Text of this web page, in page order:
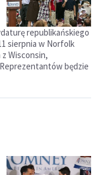
republikańskiego
sierpnia w Norfolk
Wisconsin,
będzie